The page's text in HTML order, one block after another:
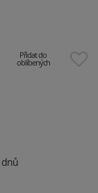
Přidat do
oblíbených
dnů